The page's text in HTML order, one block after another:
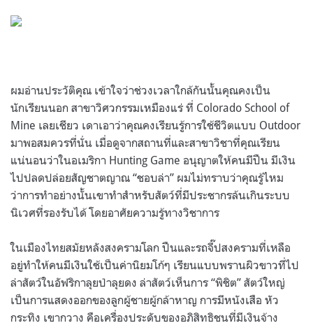
ผมอ่านประวัติคุณ เข้าใจว่าช่วงเวลาใกล้กันนั้นคุณคงเป็น
นักเรียนนอก สาขาวิศวกรรมเหมืองแร่ ที่ Colorado School of
Mine เลยเชียว เดาเอาว่าคุณคงเรียนรู้การใช้ชีวิตแบบ Outdoor
มาพอสมควรที่นั่น เมื่อดูจากสถานที่และสาขาวิชาที่คุณเรียน
แน่นอนว่าในอเมริกา Hunting Game อนุญาตให้คนมีปืน มีเงิน
ไปปลดปล่อยสัญชาตญาณ “ชอบล่า” ผมไม่ทราบว่าคุณรู้ไหม
ว่าการทำอย่างนั้นเขาทำสำหรับสัตว์ที่มีประชากรล้นเกินระบบ
นิเวศที่รองรับได้ โดยอาศัยความรู้ทางวิชาการ
ในเมืองไทยสมัยหลังสงครามโลก ปืนและรถจี๊ปสงครามที่เหลือ
อยู่ทำให้คนมีเงินใช้เป็นค่านิยมโก้ๆ เรียนแบบพรานผิวขาวที่ไป
ล่าสัตว์ในอัฟริกาลุยป่าลุยดง ล่าสัตว์เห็นการ “พิชิต” สัตว์ใหญ่
เป็นการแสดงออกของลูกผู้ชายผู้กล้าหาญ การมีหนังเสือ หัว
กระทิง เขากวาง คือเครื่องประดับของอภิสิทธิชนที่มีเงินจ้าง